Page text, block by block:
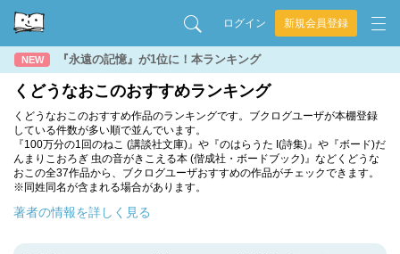
ログイン 新規会員登録
NEW 『永遠の記憶』が1位に！本ランキング
くどうなおこのおすすめランキング
くどうなおこのおすすめ作品のランキングです。ブクログユーザが本棚登録
している件数が多い順で並んでいます。
『100万分の1回のねこ (講談社文庫)』や『のはらうた I(詩集)』や『ボード)だ
んまりこおろぎ 虫の音がきこえる本 (偕成社・ボードブック)』などくどうな
おこの全37作品から、ブクログユーザおすすめの作品がチェックできます。
※同姓同名が含まれる場合があります。
著者の情報を詳しく見る